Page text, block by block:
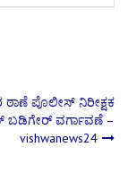
ಪೊಲೀಸ್ ನಿರೀಕ್ಷಕ
ಬಡಿಗೇರ್ ವರ್ಗಾವಣೆ –
vishwanews24